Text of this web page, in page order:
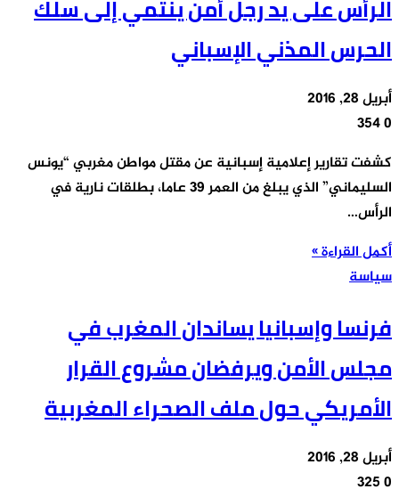
الرأس على يد رجل أمن ينتمي إلى سلك
الحرس المذني الإسباني
أبريل 28, 2016
0
كشفت تقارير إعلامية إسبانية عن مقتل مواطن مغربي “يونس
السليماني” الذي يبلغ من العمر 39 عاما، بطلقات نارية في
الرأس…
أكمل القراءة »
سياسة
فرنسا وإسبانيا يساندان المغرب في
مجلس الأمن ويرفضان مشروع القرار
الأمريكي حول ملف الصحراء المغربية
أبريل 28, 2016
0